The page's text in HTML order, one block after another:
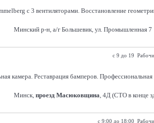
с 3 вентиляторами. Восстановление
Минский р-н, а/г Большевик, ул. Промышленная 7
с 9 до 19
камера. Реставрация бамперов.
Минск, проезд Масюковщина, 4Д (СТО в конце
с 9:00 до 18:00